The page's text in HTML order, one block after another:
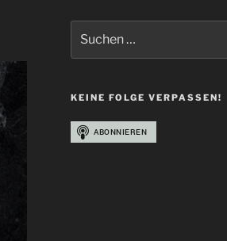
nach:
KEINE FOLGE VERPASSEN!